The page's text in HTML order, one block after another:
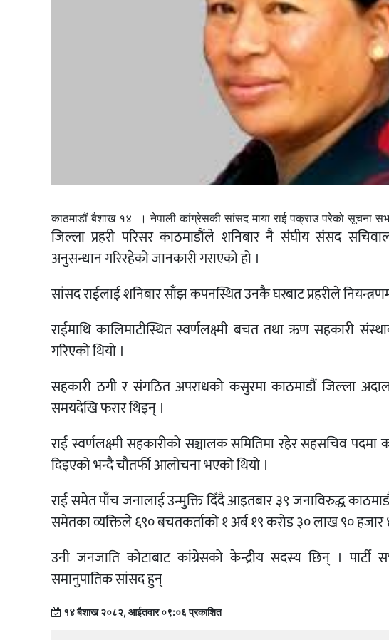
काठमाडौं बैशाख १४ । नेपाली कांग्रेसकी सांसद माया राई पक्राउ परेको सूचना
जिल्ला प्रहरी परिसर काठमाडौंले शनिबार नै संघीय संसद
अनुसन्धान गरिरहेको जानकारी गराएको हो ।
सांसद राईलाई शनिबार साँझ कपनस्थित उनकै घरबाट प्रहरीले
राईमाथि कालिमाटीस्थित स्वर्णलक्ष्मी बचत तथा ऋण सहकारी
गरिएको थियो ।
सहकारी ठगी र संगठित अपराधको कसुरमा काठमाडौं जिल्ला
समयदेखि फरार थिइन् ।
राई स्वर्णलक्ष्मी सहकारीको सञ्चालक समितिमा रहेर सहसचिव पदमा
दिइएको भन्दै चौतर्फी आलोचना भएको थियो ।
राई समेत पाँच जनालाई उन्मुक्ति दिँदै आइतबार ३९ जनाविरुद्ध
समेतका व्यक्तिले ६९० बचतकर्ताको १ अर्ब १९ करोड ३० लाख ९० हजार
उनी जनजाति कोटाबाट कांग्रेसको केन्द्रीय सदस्य छिन् । पार्टी
समानुपातिक सांसद हुन्
१४ बैशाख २०८२, आईतवार ०९:०६ प्रकाशित